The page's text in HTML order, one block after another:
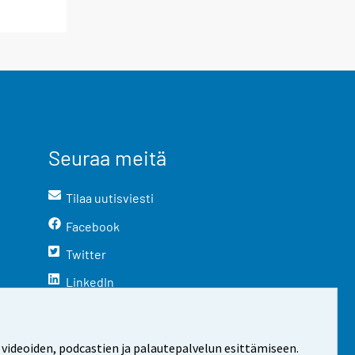
podcastien ja palautepalvelun esittämiseen.
Seuraa meitä
Tilaa uutisviesti
Facebook
Twitter
LinkedIn